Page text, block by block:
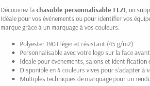
Découvrez lachasuble personnalisable FEZI, un
Idéale pour vos événements ou pour identifier vos
marque grâce à un marquage à vos couleurs.
Polyester 190T léger et résistant (45 g/m2)
Personnalisable avec votre logo sur la face
Idéale pour événements, salons et identification
Disponible en 4 couleurs vives pour s'adapter à
Multiples techniques de marquage pour un